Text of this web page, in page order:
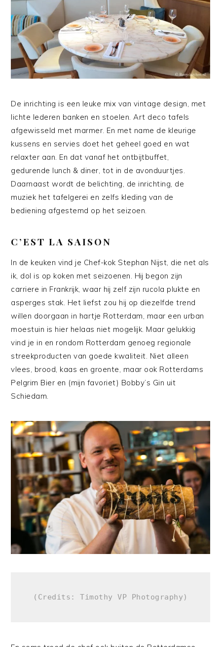
De inrichting is een leuke mix van vintage design, met
lichte lederen banken en stoelen. Art deco tafels
afgewisseld met marmer. En met name de kleurige
kussens en servies doet het geheel goed en wat
relaxter aan. En dat vanaf het ontbijtbuffet,
gedurende lunch & diner, tot in de avonduurtjes.
Daarnaast wordt de belichting, de inrichting, de
muziek het tafelgerei en zelfs kleding van de
bediening afgestemd op het seizoen.
C’EST LA SAISON
In de keuken vind je Chef-kok Stephan Nijst, die net als
ik, dol is op koken met seizoenen. Hij begon zijn
carriere in Frankrijk, waar hij zelf zijn rucola plukte en
asperges stak. Het liefst zou hij op diezelfde trend
willen doorgaan in hartje Rotterdam, maar een urban
moestuin is hier helaas niet mogelijk. Maar gelukkig
vind je in en rondom Rotterdam genoeg regionale
streekproducten van goede kwaliteit. Niet alleen
vlees, brood, kaas en groente, maar ook Rotterdams
Pelgrim Bier en (mijn favoriet) Bobby’s Gin uit
Schiedam.
(Credits: Timothy VP Photography)